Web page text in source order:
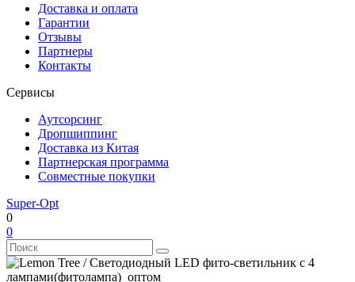
Доставка и оплата
Гарантии
Отзывы
Партнеры
Контакты
Сервисы
Аутсорсинг
Дропшиппинг
Доставка из Китая
Партнерская программа
Совместные покупки
Super-Opt
0
0